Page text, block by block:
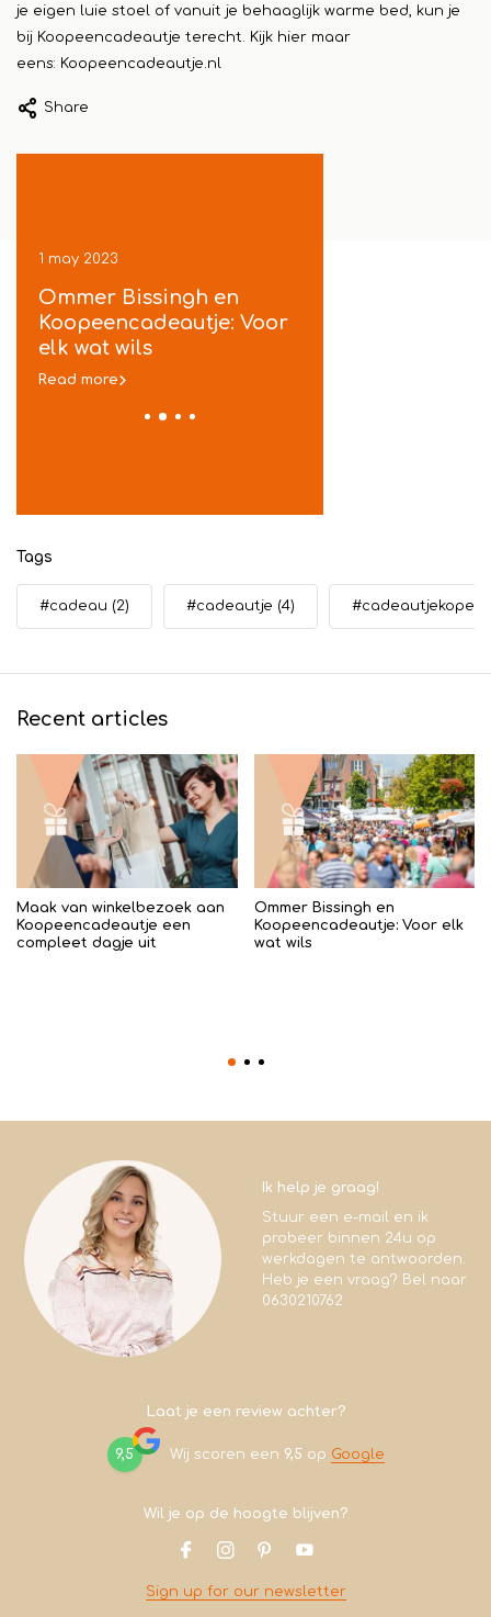
je eigen luie stoel of vanuit je behaaglijk warme bed, kun je
bij Koopeencadeautje terecht. Kijk hier maar
eens: Koopeencadeautje.nl
Share
1 may 2023
Ommer Bissingh en
Koopeencadeautje: Voor
elk wat wils
Read more
Tags
#cadeau (2) #cadeautje (4) #cadeautjekopen
Recent articles
Maak van winkelbezoek aan
Koopeencadeautje een
compleet dagje uit
Ommer Bissingh en
Koopeencadeautje: Voor elk
wat wils
Ik help je graag!
Stuur een e-mail en ik
probeer binnen 24u op
werkdagen te antwoorden.
Heb je een vraag? Bel naar
0630210762
Laat je een review achter?
9,5 Wij scoren een 9,5 op Google
Wil je op de hoogte blijven?
Sign up for our newsletter